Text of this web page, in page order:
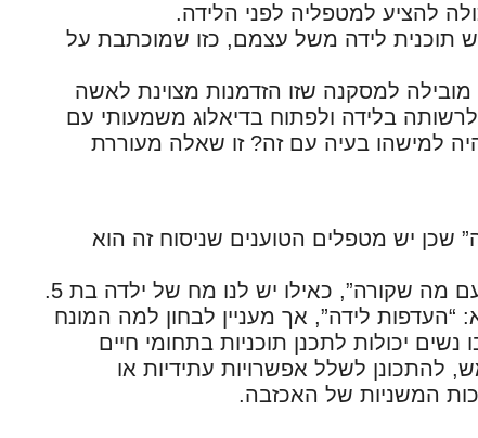
להציע למטפליה לפני הלידה.
תוכנית לידה משל עצמם, כזו שמוכתבת על
מובילה למסקנה שזו הזדמנות מצוינת לאשה
בלידה ולפתוח בדיאלוג משמעותי עם
למישהו בעיה עם זה? זו שאלה מעוררת
שכן יש מטפלים הטוענים שניסוח זה הוא
נאמר לנו ש”נשים צריכות לזרום בלידה עם מה שקורה”, כאילו יש לנו מח של ילדה בת 5.
לידה”, אך מעניין לבחון למה המונח
יכולות לתכנן תוכניות בתחומי חיים
להתכונן לשלל אפשרויות עתידיות או
המשניות של האכזבה.